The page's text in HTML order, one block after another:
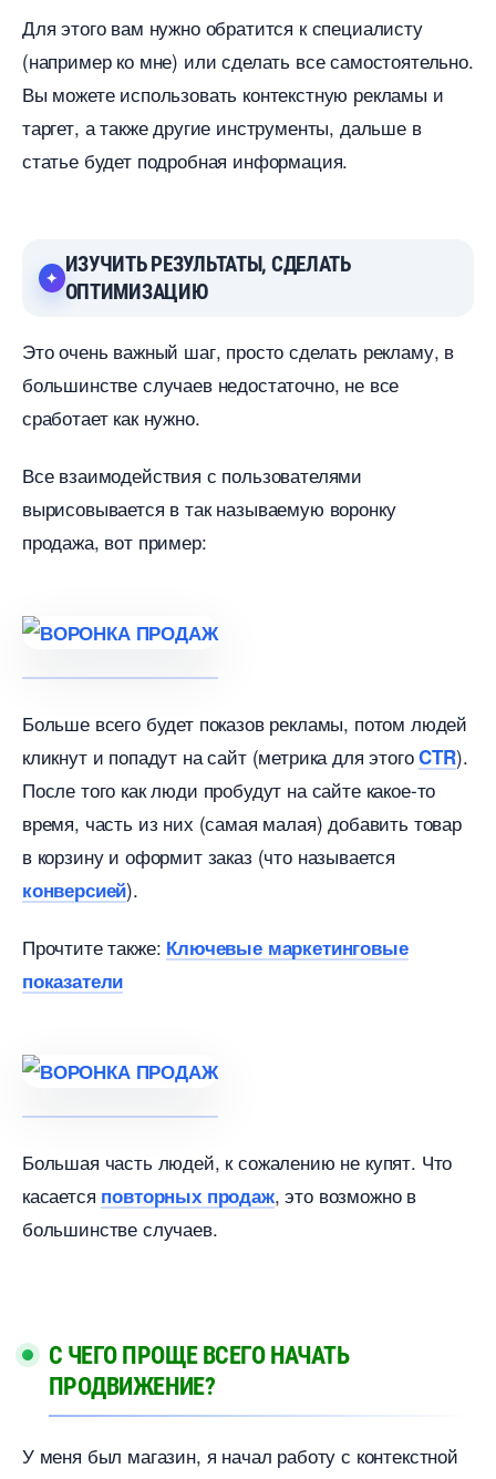
Для этого вам нужно обратится к специалисту
(например ко мне) или сделать все самостоятельно.
ы можете использовать контекстную рекламы и
таргет, а также другие инструменты, дальше
статье будет подробная информация.
ИЗУЧИТЬ РЕЗУЛЬТАТЫ, СДЕЛАТЬ
ОПТИМИЗАЦИЮ
Это очень важный шаг, просто сделать рекламу,
ольшинстве случаев недостаточно, не все
сработает как нужно.
се взаимодействия с пользователями
ырисовывается в так называемую воронку
продажа, вот пример:
Больше всего будет показов рекламы, потом людей
кликнут и попадут на сайт (метрика для этогоCTR).
После того как люди пробудут на сайте какое-то
ремя, часть из них (самая малая) добавить товар
корзину и оформит заказ (что называется
конверсией).
Прочтите также: Ключевые маркетинговые
показатели
Большая часть людей, к сожалению не купят. Что
касается повторных продаж, это возможно
ольшинстве случаев.
С ЧЕГО ПРОЩЕ ВСЕГО НАЧАТЬ
ПРОДВИЖЕНИЕ?
У меня был магазин, я начал работу с контекстной